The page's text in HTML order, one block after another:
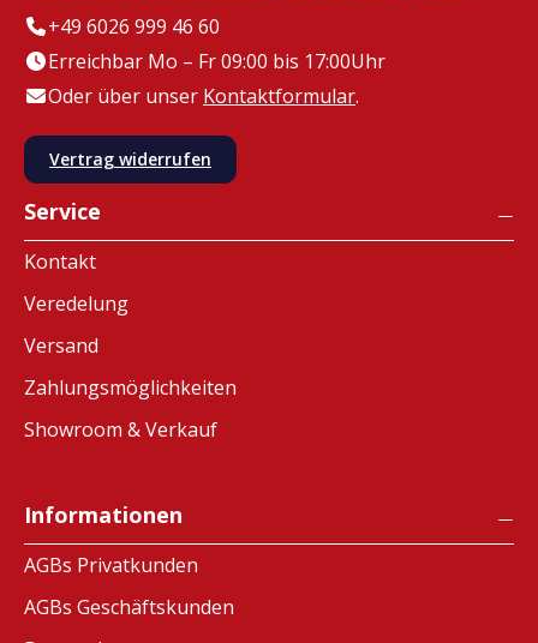
+49 6026 999 46 60
Erreichbar Mo – Fr 09:00 bis 17:00Uhr
Oder über unser Kontaktformular.
Vertrag widerrufen
Service
Kontakt
Veredelung
Versand
Zahlungsmöglichkeiten
Showroom & Verkauf
Informationen
AGBs Privatkunden
AGBs Geschäftskunden